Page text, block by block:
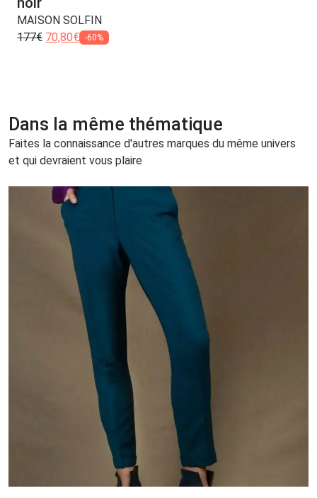
MAISON SOLFIN
177€ 70,80€ -60%
Dans la même thématique
Faites la connaissance d'autres marques du même univers
et qui devraient vous plaire